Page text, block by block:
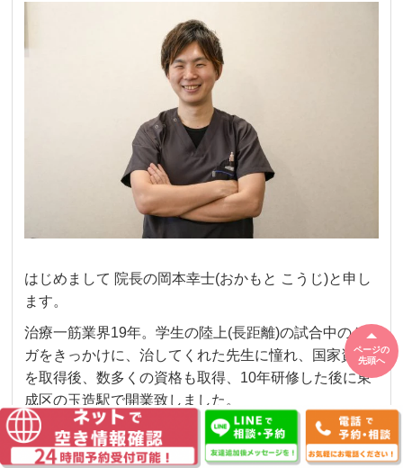
はじめまして 院長の岡本幸士(おかもと こうじ)と申し
ます。
治療一筋業界19年。学生の陸上(長距離)の試合中のケ
ガをきっかけに、治してくれた先生に憧れ、
国家資格
を取得後、数多くの資格も取得、10年研修した後に東
成区の玉造駅で開業致しました。
ページの
先頭へ